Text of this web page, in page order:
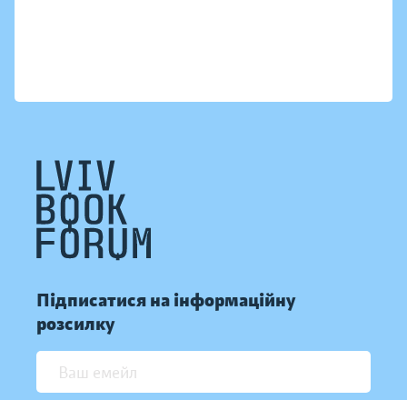
Підписатися на інформаційну
розсилку